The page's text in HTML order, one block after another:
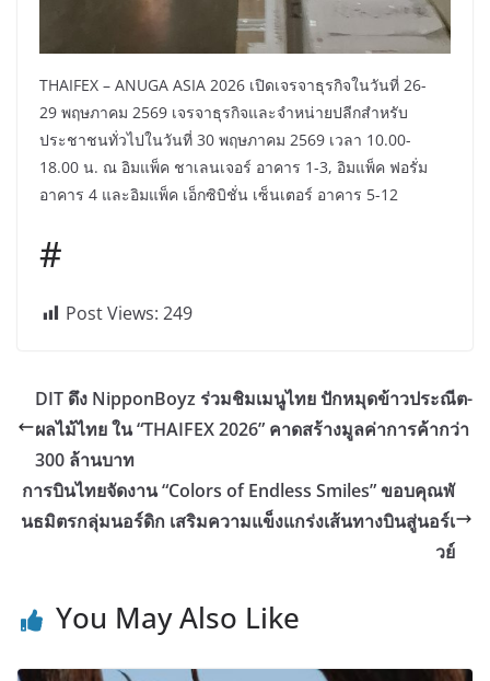
THAIFEX – ANUGA ASIA 2026 เปิดเจรจาธุรกิจในวันที่ 26-
29 พฤษภาคม 2569 เจรจาธุรกิจและจำหน่ายปลีกสำหรับ
ประชาชนทั่วไปในวันที่ 30 พฤษภาคม 2569 เวลา 10.00-
18.00 น. ณ อิมแพ็ค ชาเลนเจอร์ อาคาร 1-3, อิมแพ็ค ฟอรั่ม
อาคาร 4 และอิมแพ็ค เอ็กซิบิชั่น เซ็นเตอร์ อาคาร 5-12
#
Post Views: 249
DIT ดึง NipponBoyz ร่วมชิมเมนูไทย ปักหมุดข้าวประณีต-
ผลไม้ไทย ใน “THAIFEX 2026” คาดสร้างมูลค่าการค้ากว่า
300 ล้านบาท
การบินไทยจัดงาน “Colors of Endless Smiles” ขอบคุณพั
นธมิตรกลุ่มนอร์ดิก เสริมความแข็งแกร่งเส้นทางบินสู่นอร์เ
วย์
You May Also Like